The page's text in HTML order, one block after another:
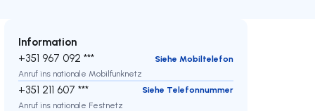
Information
+351 967 092 ***
Siehe Mobiltelefon
Anruf ins nationale Mobilfunknetz
+351 211 607 ***
Siehe Telefonnummer
Anruf ins nationale Festnetz